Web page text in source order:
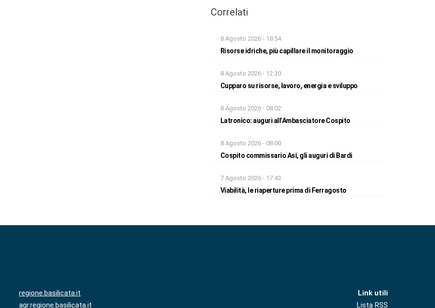
Correlati
8 Agosto 2026 - 18:54
Risorse idriche, più capillare il monitoraggio
8 Agosto 2026 - 12:30
Cupparo su risorse, lavoro, energia e sviluppo
8 Agosto 2026 - 08:02
Latronico: auguri all’Ambasciatore Cospito
8 Agosto 2026 - 08:00
Cospito commissario Asi, gli auguri di Bardi
7 Agosto 2026 - 17:43
Viabilità, le riaperture prima di Ferragosto
regione.basilicata.it
agr.regione.basilicata.it
Link utili
Lista RSS